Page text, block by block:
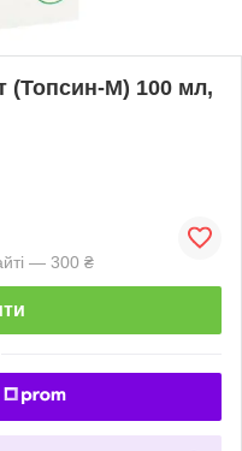
(Топсин-М) 100 мл,
— 300 ₴